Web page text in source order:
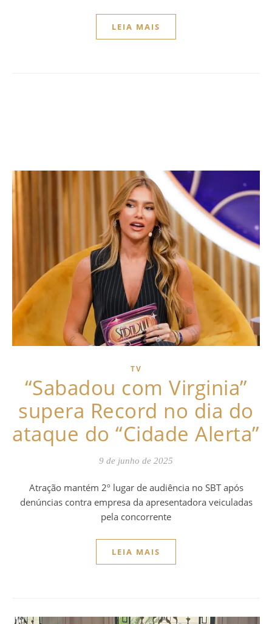
LEIA MAIS
TV
“Sabadou com Virginia”
supera Record no dia do
ataque do “Cidade Alerta”
9 de junho de 2025
Atração mantém 2º lugar de audiência no SBT após
denúncias contra empresa da apresentadora veiculadas
pela concorrente
LEIA MAIS